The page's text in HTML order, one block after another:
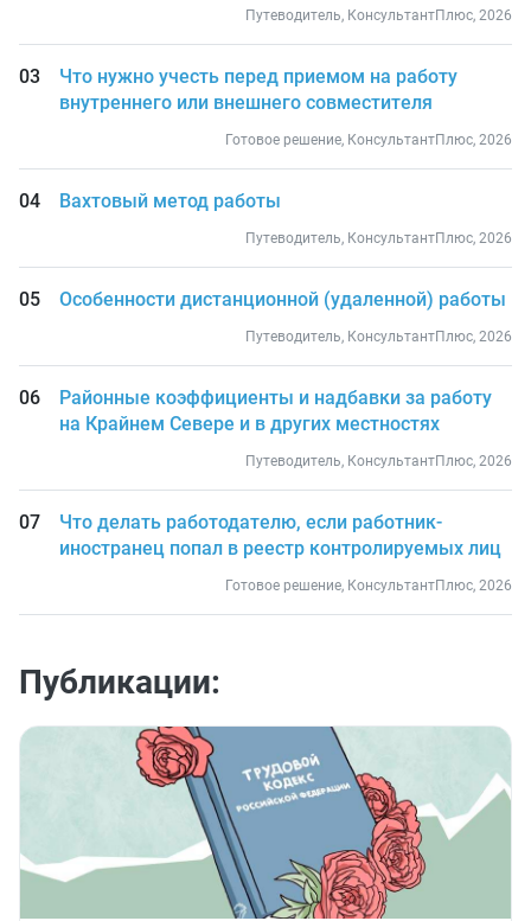
Путеводитель, КонсультантПлюс, 2026
Что нужно учесть перед приемом на работу
внутреннего или внешнего совместителя
Готовое решение, КонсультантПлюс, 2026
Вахтовый метод работы
Путеводитель, КонсультантПлюс, 2026
Особенности дистанционной (удаленной) работы
Путеводитель, КонсультантПлюс, 2026
Районные коэффициенты и надбавки за работу
на Крайнем Севере и в других местностях
Путеводитель, КонсультантПлюс, 2026
Что делать работодателю, если работник-
иностранец попал в реестр контролируемых лиц
Готовое решение, КонсультантПлюс, 2026
Публикации: